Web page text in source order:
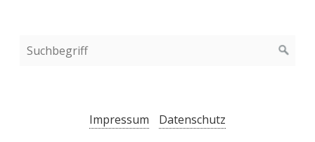
Impressum Datenschutz